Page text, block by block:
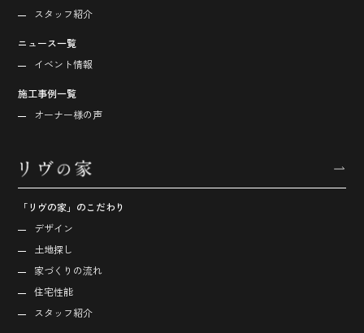
スタッフ紹介
ニュース一覧
イベント情報
施工事例一覧
オーナー様の声
「リヴの家」のこだわり
デザイン
土地探し
家づくりの流れ
住宅性能
スタッフ紹介